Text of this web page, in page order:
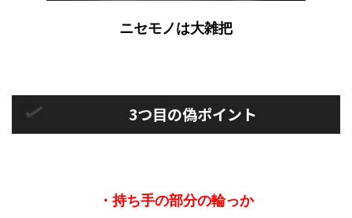
ニセモノは大雑把
3つ目の偽ポイント
・持ち手の部分の輪っか